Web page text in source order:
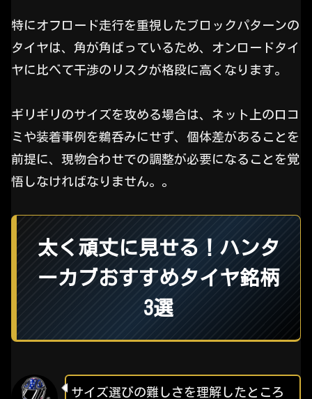
特にオフロード走行を重視したブロックパターンの
タイヤは、角が角ばっているため、オンロードタイ
ヤに比べて干渉のリスクが格段に高くなります。
ギリギリのサイズを攻める場合は、ネット上の口コ
ミや装着事例を鵜呑みにせず、個体差があることを
前提に、現物合わせでの調整が必要になることを覚
悟しなければなりません。。
太く頑丈に見せる！ハンタ
ーカブおすすめタイヤ銘柄
3選
サイズ選びの難しさを理解したところ